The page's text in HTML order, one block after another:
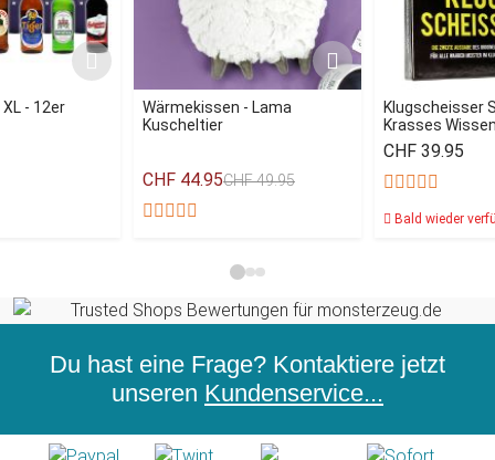
- 12er
Wärmekissen - Lama
Kuscheltier
CHF 44.95CHF 49.95
Klugscheisser
Krasses
CHF 39.95
Bald wieder
Du hast eine Frage? Kontaktiere jetzt
unseren Kundenservice...